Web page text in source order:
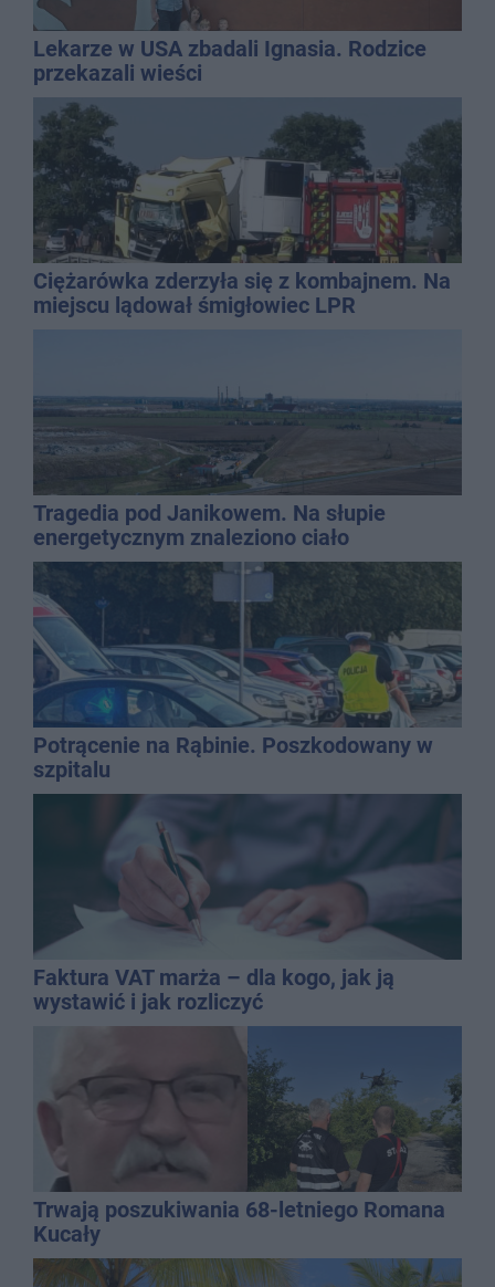
Lekarze w USA zbadali Ignasia. Rodzice
przekazali wieści
Ciężarówka zderzyła się z kombajnem. Na
miejscu lądował śmigłowiec LPR
Tragedia pod Janikowem. Na słupie
energetycznym znaleziono ciało
mężczyzny
Potrącenie na Rąbinie. Poszkodowany w
szpitalu
Faktura VAT marża – dla kogo, jak ją
wystawić i jak rozliczyć
Trwają poszukiwania 68-letniego Romana
Kucały